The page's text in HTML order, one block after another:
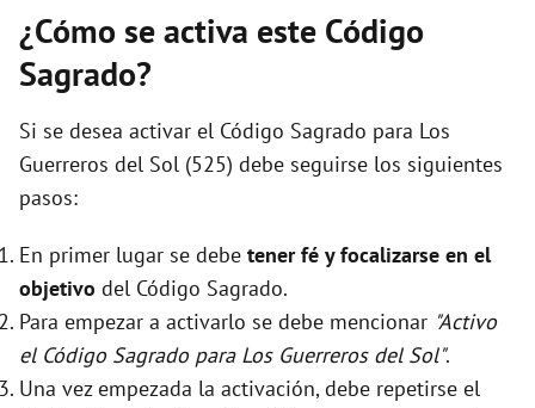
¿Cómo se activa este Código
Sagrado?
Si se desea activar el Código Sagrado para Los
Guerreros del Sol (525) debe seguirse los siguientes
pasos:
En primer lugar se debe tener fé y focalizarse en el
objetivo del Código Sagrado.
Para empezar a activarlo se debe mencionar "Activo
el Código Sagrado para Los Guerreros del Sol".
Una vez empezada la activación, debe repetirse el